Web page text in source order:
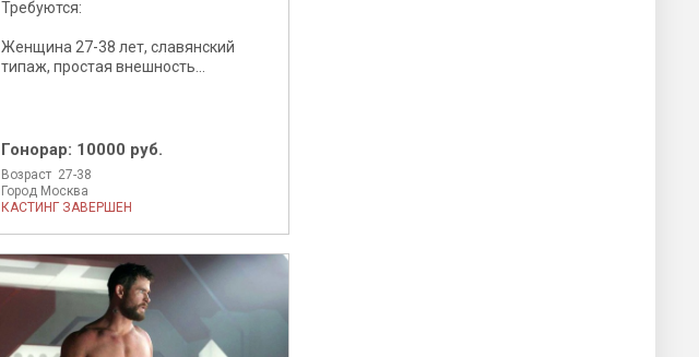
Требуются:
Женщина 27-38 лет, славянский
типаж, простая внешность...
Гонорар: 10000 руб.
Возраст 27-38
Город Москва
КАСТИНГ ЗАВЕРШЕН